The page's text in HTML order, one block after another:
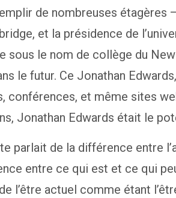
de nombreuses étagères
et la présidence de
sous le nom de collège du
le futur. Ce Jonathan
conférences, et même sites
Jonathan Edwards était le
parlait de la différence entre
entre ce qui est et ce qui
l’être actuel comme étant